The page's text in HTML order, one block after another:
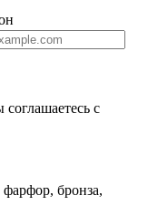
с
бронза,